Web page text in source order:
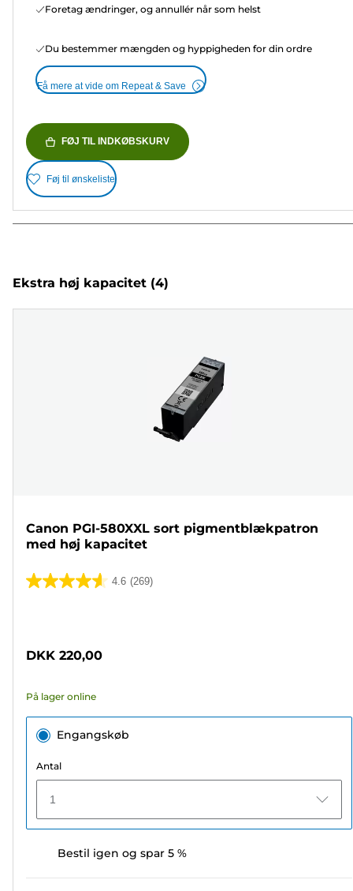
Foretag ændringer, og annullér når som helst
Du bestemmer mængden og hyppigheden for din ordre
Få mere at vide om Repeat & Save
FØJ TIL INDKØBSKURV
Føj til ønskeliste
Ekstra høj kapacitet (4)
Canon PGI-580XXL sort pigmentblækpatron
med høj kapacitet
4.6 (269)
4.6
stjerner.
anmeldelser
DKK 220,00
På lager online
Engangskøb
Antal
1
Bestil igen og spar 5 %